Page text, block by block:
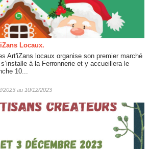
Locaux.
Art'iZans locaux organise son premier marché
à la Ferronnerie et y accueillera le
10...
2023 au 10/12/2023